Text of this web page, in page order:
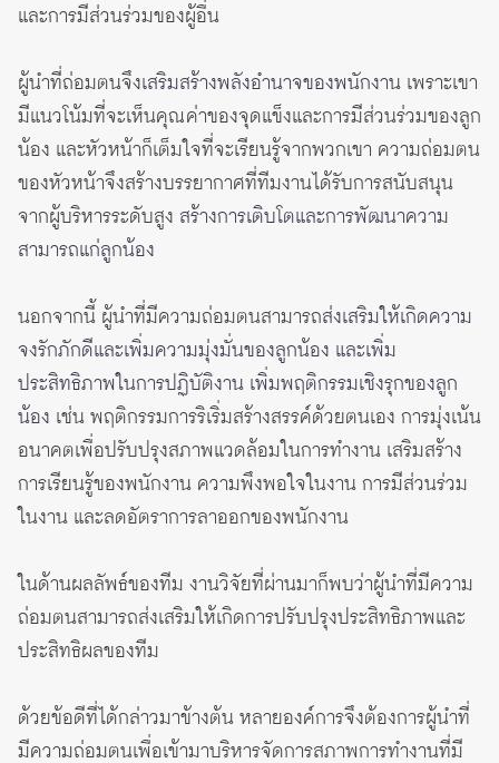
และการมีส่วนร่วมของผู้อื่น
ผู้นำที่ถ่อมตนจึงเสริมสร้างพลังอำนาจของพนักงาน เพราะเขา
มีแนวโน้มที่จะเห็นคุณค่าของจุดแข็งและการมีส่วนร่วมของลูก
น้อง และหัวหน้าก็เต็มใจที่จะเรียนรู้จากพวกเขา ความถ่อมตน
ของหัวหน้าจึงสร้างบรรยากาศที่ทีมงานได้รับการสนับสนุน
จากผู้บริหารระดับสูง สร้างการเติบโตและการพัฒนาความ
สามารถแก่ลูกน้อง
นอกจากนี้ ผู้นำที่มีความถ่อมตนสามารถส่งเสริมให้เกิดความ
จงรักภักดีและเพิ่มความมุ่งมั่นของลูกน้อง และเพิ่ม
ประสิทธิภาพในการปฏิบัติงาน เพิ่มพฤติกรรมเชิงรุกของลูก
น้อง เช่น พฤติกรรมการริเริ่มสร้างสรรค์ด้วยตนเอง การมุ่งเน้น
อนาคตเพื่อปรับปรุงสภาพแวดล้อมในการทำงาน เสริมสร้าง
การเรียนรู้ของพนักงาน ความพึงพอใจในงาน การมีส่วนร่วม
ในงาน และลดอัตราการลาออกของพนักงาน
ในด้านผลลัพธ์ของทีม งานวิจัยที่ผ่านมาก็พบว่าผู้นำที่มีความ
ถ่อมตนสามารถส่งเสริมให้เกิดการปรับปรุงประสิทธิภาพและ
ประสิทธิผลของทีม
ด้วยข้อดีที่ได้กล่าวมาข้างต้น หลายองค์การจึงต้องการผู้นำที่
มีความถ่อมตนเพื่อเข้ามาบริหารจัดการสภาพการทำงานที่มี